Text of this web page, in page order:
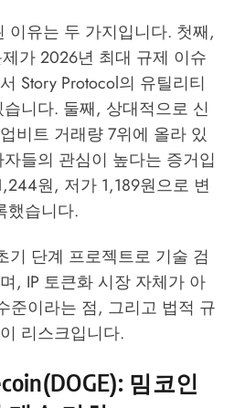
이유는 두 가지입니다. 첫째,
가 2026년 최대 규제 이슈
Story Protocol의 유틸리티
니다. 둘째, 상대적으로 신
비트 거래량 7위에 올라 있
들의 관심이 높다는 증거입
원, 저가 1,189원으로 변
했습니다.
기 단계 프로젝트로 기술 검
, IP 토큰화 시장 자체가 아
준이라는 점, 그리고 법적 규
리스크입니다.
밈코인